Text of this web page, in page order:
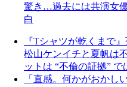
驚き…過去には共演女
白
『Tシャツが乾くまで
松山ケンイチと夏帆は
ットは “不倫の証拠” で
「直感。何かがおかし